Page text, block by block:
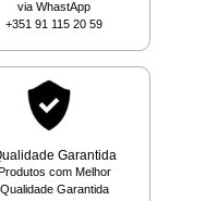
via WhastApp
+351 91 115 20 59
Garantida
com Melhor
Qualidade Garantida